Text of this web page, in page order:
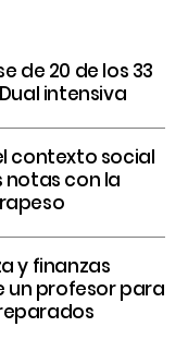
de 20 de los 33
intensiva
contexto social
notas con la
y finanzas
un profesor para